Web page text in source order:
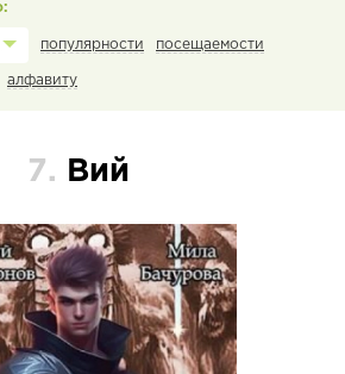
популярности посещаемости
алфавиту
7. Вий